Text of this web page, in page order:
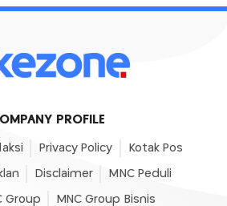
PROFILE
Privacy Policy Kotak Pos
Disclaimer MNC Peduli
Group MNC Group Bisnis